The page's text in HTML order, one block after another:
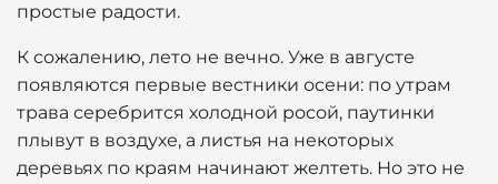
простые радости.
К сожалению, лето не вечно. Уже в августе
появляются первые вестники осени: по утрам
трава серебрится холодной росой, паутинки
плывут в воздухе, а листья на некоторых
деревьях по краям начинают желтеть. Но это не